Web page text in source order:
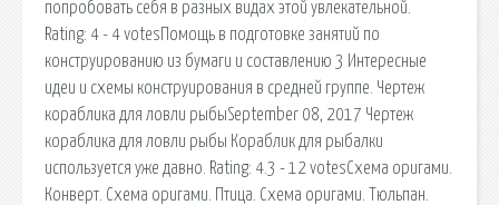
попробовать себя в разных видах этой увлекательной.
Rating: 4 - 4 votesПомощь в подготовке занятий по
конструированию из бумаги и составлению 3 Интересные
идеи и схемы конструирования в средней группе. Чертеж
кораблика для ловли рыбыSeptember 08, 2017 Чертеж
кораблика для ловли рыбы Кораблик для рыбалки
используется уже давно. Rating: 4.3 - 12 votesСхема оригами.
Конверт. Схема оригами. Птица. Схема оригами. Тюльпан.